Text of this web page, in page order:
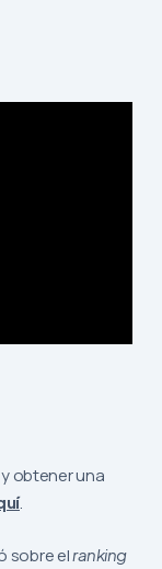
obtener una
.
sobre elranking